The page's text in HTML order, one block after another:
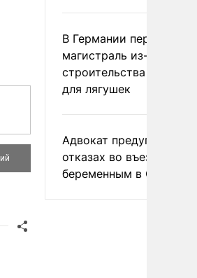
В Германии перекрыли
магистраль из-за
строительства
для лягушек
Адвокат предупредил
отказах во въезде
беременным в США